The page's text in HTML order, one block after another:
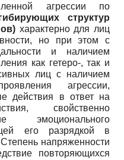
агрессии по
структур
характерно для лиц
но при этом с
и наличием
как гетеро-, так и
лиц с наличием
агрессии,
действия в ответ на
свойственно
эмоционального
его разрядкой в
напряженности
повторяющихся